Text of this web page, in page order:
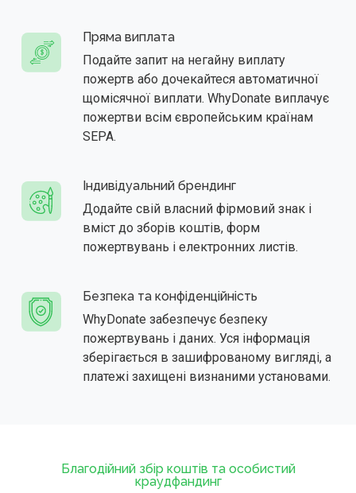
Пряма виплата
Подайте запит на негайну виплату
пожертв або дочекайтеся автоматичної
щомісячної виплати. WhyDonate виплачує
пожертви всім європейським країнам
SEPA.
Індивідуальний брендинг
Додайте свій власний фірмовий знак і
вміст до зборів коштів, форм
пожертвувань і електронних листів.
Безпека та конфіденційність
WhyDonate забезпечує безпеку
пожертвувань і даних. Уся інформація
зберігається в зашифрованому вигляді, а
платежі захищені визнаними установами.
Благодійний збір коштів та особистий
краудфандинг